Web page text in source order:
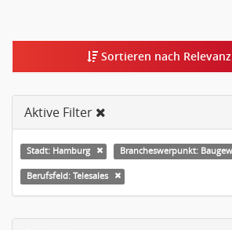
Sortieren nach Relevanz
Aktive Filter
Stadt: Hamburg
Berufsfeld: Telesales